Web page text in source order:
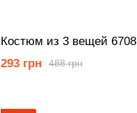
Костюм из 3 вещей 6708
488 грн
293 грн